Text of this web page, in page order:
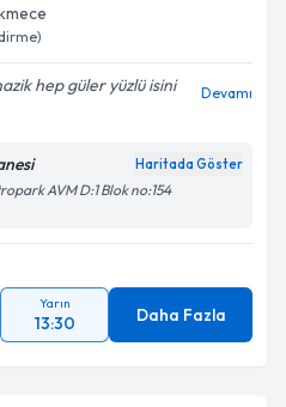
hep güler yüzlü isini
Devamı
Haritada Göster
AVM D:1 Blok no:154
Yarın
13:30 Daha Fazla